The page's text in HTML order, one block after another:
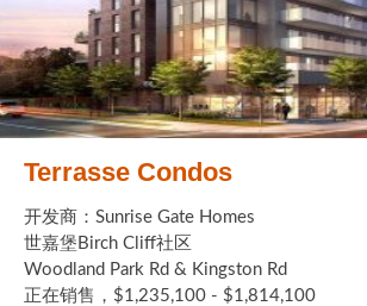
Terrasse Condos
开发商：Sunrise Gate Homes
世嘉堡Birch Cliff社区
Woodland Park Rd & Kingston Rd
正在销售，$1,235,100 - $1,814,100